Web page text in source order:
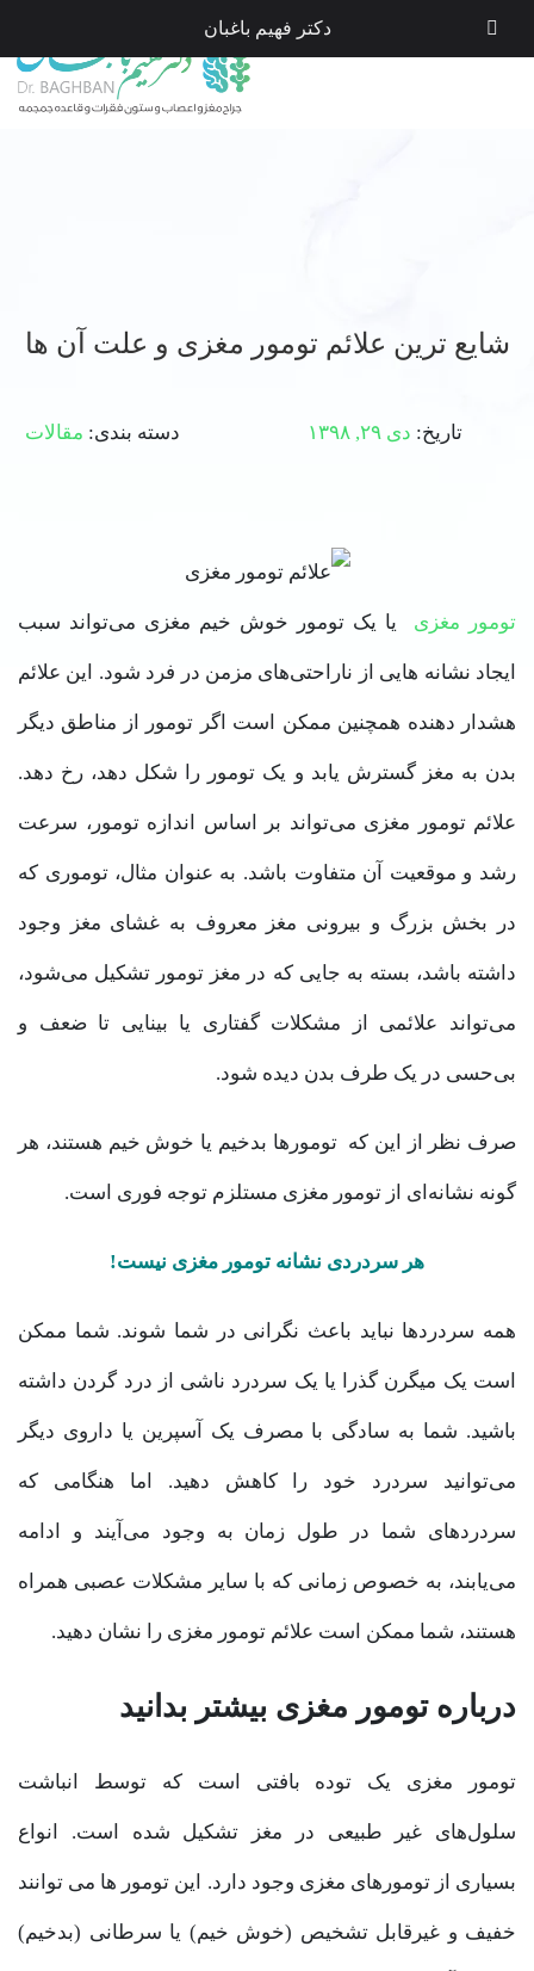
دکتر فهیم باغبان
شایع ترین علائم تومور مغزی و علت آن ها
تاریخ: دی ۲۹, ۱۳۹۸ دسته بندی: مقالات
تومور مغزی یا یک تومور خوش خیم مغزی می‌تواند سبب
ایجاد نشانه هایی از ناراحتی‌های مزمن در فرد شود. این علائم
هشدار دهنده همچنین ممکن است اگر تومور از مناطق دیگر
بدن به مغز گسترش یابد و یک تومور را شکل دهد، رخ دهد.
علائم تومور مغزی می‌تواند بر اساس اندازه تومور، سرعت
رشد و موقعیت آن متفاوت باشد. به عنوان مثال، توموری که
در بخش بزرگ و بیرونی مغز معروف به غشای مغز وجود
داشته باشد، بسته به جایی که در مغز تومور تشکیل می‌شود،
می‌تواند علائمی از مشکلات گفتاری یا بینایی تا ضعف و
بی‌حسی در یک طرف بدن دیده شود.
صرف نظر از این که تومور‌ها بدخیم یا خوش خیم هستند، هر
گونه نشانه‌ای از تومور مغزی مستلزم توجه فوری است.
هر سردردی نشانه تومور مغزی نیست!
همه سردرد‌ها نباید باعث نگرانی در شما شوند. شما ممکن
است یک میگرن گذرا یا یک سردرد ناشی از درد گردن داشته
باشید. شما به سادگی با مصرف یک آسپرین یا داروی دیگر
می‌توانید سردرد خود را کاهش دهید. اما هنگامی که
سردردهای شما در طول زمان به وجود می‌آیند و ادامه
می‌یابند، به خصوص زمانی که با سایر مشکلات عصبی همراه
هستند، شما ممکن است علائم تومور مغزی را نشان دهید.
درباره تومور مغزی بیشتر بدانید
تومور مغزی یک توده بافتی است که توسط انباشت
سلول‌های غیر طبیعی در مغز تشکیل شده است. انواع
بسیاری از تومو‌رهای مغزی وجود دارد. این تومور ها می توانند
خفیف و غیرقابل تشخیص (خوش خیم) یا سرطانی (بدخیم)